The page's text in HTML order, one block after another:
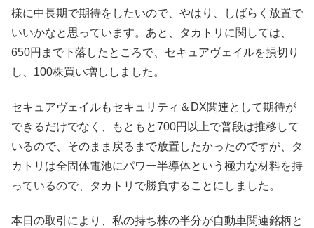
様に中長期で期待をしたいので、やはり、しばらく放置で
いいかなと思っています。あと、タカトリに関しては、
650円まで下落したところで、セキュアヴェイルを損切り
し、100株買い増ししました。
セキュアヴェイルもセキュリティ＆DX関連として期待が
できるだけでなく、もともと700円以上で普段は推移して
いるので、そのまま戻るまで放置したかったのですが、タ
カトリは全固体電池にパワー半導体という極力な材料を持
っているので、タカトリで勝負することにしました。
本日の取引により、私の持ち株の半分が自動車関連銘柄と